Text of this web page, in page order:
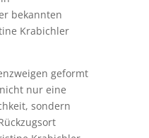
bekannten
Krabichler
geformt
nur eine
sondern